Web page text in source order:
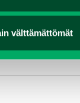
välttämättömät